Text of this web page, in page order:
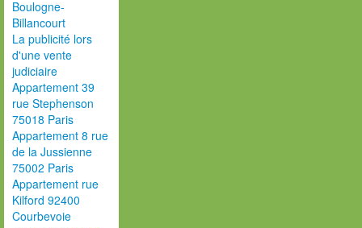
Boulogne-
Billancourt
La publicité lors
d'une vente
judiciaire
Appartement 39
rue Stephenson
75018 Paris
Appartement 8 rue
de la Jussienne
75002 Paris
Appartement rue
Kilford 92400
Courbevoie